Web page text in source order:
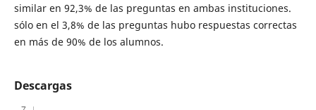
similar en 92,3% de las preguntas en ambas instituciones.
sólo en el 3,8% de las preguntas hubo respuestas correctas
en más de 90% de los alumnos.
Descargas